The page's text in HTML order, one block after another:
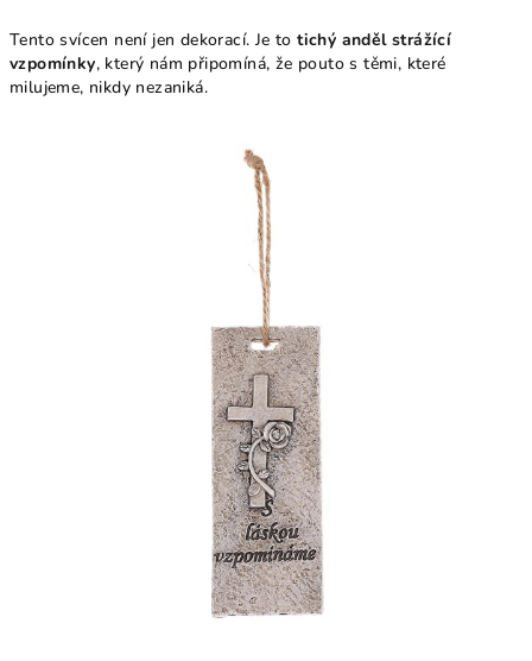
Tento svícen není jen dekorací. Je totichý anděl strážící
vzpomínky, který nám připomíná, že pouto s těmi, které
milujeme, nikdy nezaniká.